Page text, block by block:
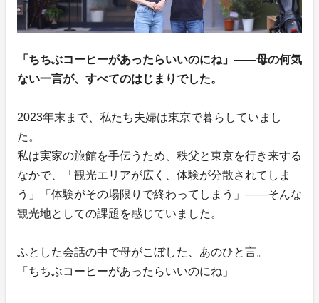
「ちちぶコーヒーがあったらいいのにね」——母の何気
ない一言が、すべてのはじまりでした。
2023年末まで、私たち夫婦は東京で暮らしていまし
た。
私は実家の旅館を手伝うため、秩父と東京を行き来する
なかで、「観光エリアが広く、体験が分散されてしま
う」「体験がその場限りで終わってしまう」——そんな
観光地としての課題を感じていました。
ふとした会話の中で母がこぼした、あのひと言。
「ちちぶコーヒーがあったらいいのにね」